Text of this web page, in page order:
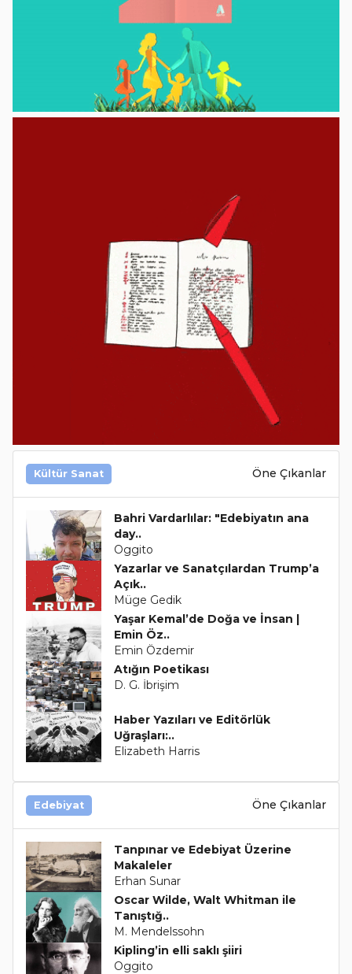
Kültür Sanat Öne Çıkanlar
Bahri Vardarlılar: "Edebiyatın ana
day..
Oggito
Yazarlar ve Sanatçılardan Trump’a
Açık..
Müge Gedik
Yaşar Kemal’de Doğa ve İnsan |
Emin Öz..
Emin Özdemir
Atığın Poetikası
D. G. İbrişim
Haber Yazıları ve Editörlük
Uğraşları:..
Elizabeth Harris
Edebiyat Öne Çıkanlar
Tanpınar ve Edebiyat Üzerine
Makaleler
Erhan Sunar
Oscar Wilde, Walt Whitman ile
Tanıştığ..
M. Mendelssohn
Kipling’in elli saklı şiiri
Oggito